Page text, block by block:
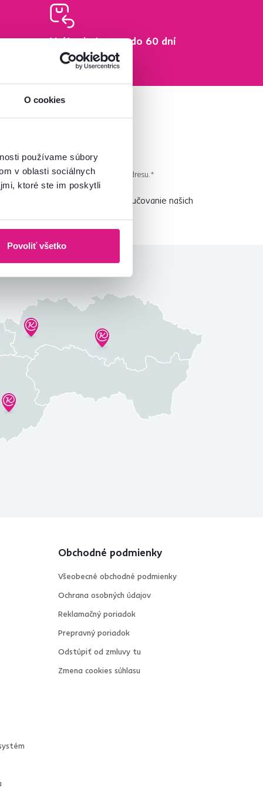
O cookies
používame súbory
v oblasti sociálnych
ktoré ste im poskytli
Povoliť všetko
Vrátenie tovaru do 60 dní
Zistiť viac
newslettra na uvedenú adresu.*
vedieť ako prvý? Nastavte si doručovanie našich
Obchodné podmienky
Všeobecné obchodné podmienky
Ochrana osobných údajov
Reklamačný poriadok
Prepravný poriadok
Odstúpiť od zmluvy tu
Zmena cookies súhlasu